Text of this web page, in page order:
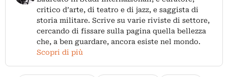
critico d’arte, di teatro e di jazz, e saggista di
storia militare. Scrive su varie riviste di settore,
cercando di fissare sulla pagina quella bellezza
che, a ben guardare, ancora esiste nel mondo.
Scopri di più